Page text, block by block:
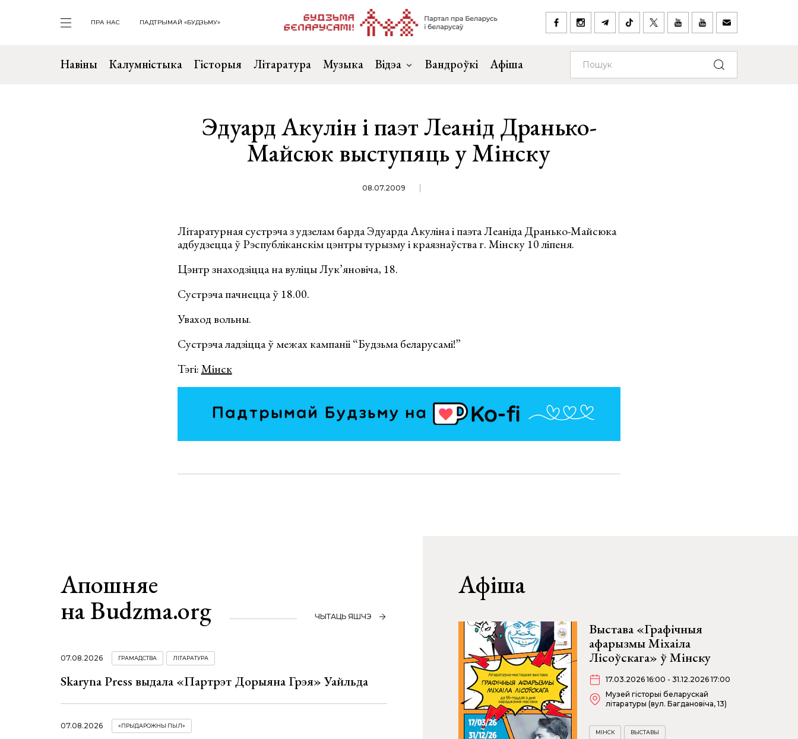
ПРА НАС ПАДТРЫМАЙ «БУДЗЬМУ»
Навіны Калумністыка Гісторыя Літаратура Музыка Відэа Вандроўкі Афіша
Эдуард Акулін і паэт Леанід Дранько-
Майсюк выступяць у Мінску
08.07.2009
Літаратурная сустрэча з удзелам барда Эдуарда Акуліна і паэта Леаніда Дранько-Майсюка
адбудзецца ў Рэспубліканскім цэнтры турызму і краязнаўства г. Мінску 10 ліпеня.
Цэнтр знаходзіцца на вуліцы Лук’яновіча, 18.
Сустрэча пачнецца ў 18.00.
Уваход вольны.
Сустрэча ладзіцца ў межах кампаніі “Будзьма беларусамі!”
Тэгі:Мінск
Апошняе
на Budzma.org
ЧЫТАЦЬ ЯШЧЭ
07.08.2026 ГРАМАДСТВА ЛІТАРАТУРА
Skaryna Press выдала «Партрэт Дорыяна Грэя» Уайльда
07.08.2026 «ПРЫДАРОЖНЫ ПЫЛ»
Афіша
Выстава «Графічныя
афарызмы Міхаіла
Лісоўскага» ў Мінску
17.03.2026 16:00 - 31.12.2026 17:00
Музей гісторыі беларускай
літаратуры (вул. Багдановіча, 13)
МІНСК ВЫСТАВЫ